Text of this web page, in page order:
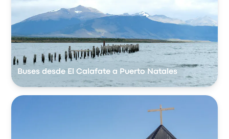
Buses desde El Calafate a Puerto Natales